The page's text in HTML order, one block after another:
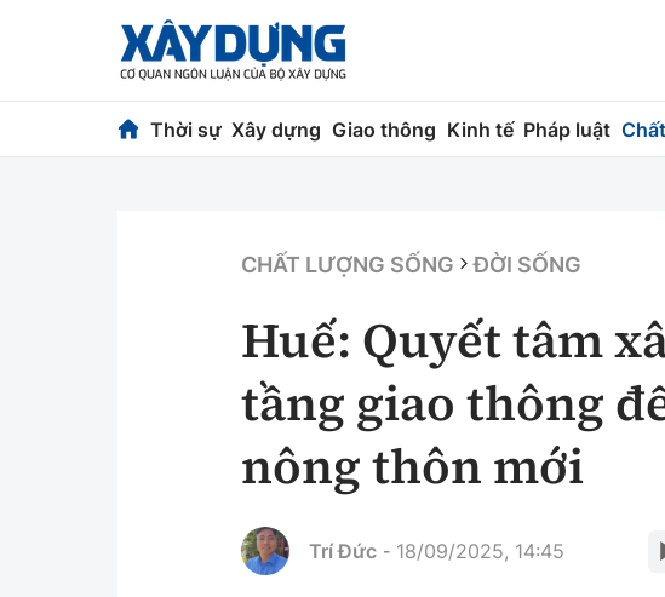
Thời sự Xây dựng Giao thông Kinh tế Pháp luật
Chuyện dọc đường
Chỉ đạo điều hành
Vật liệu xây dựng
Giám định chất lượng
Quản lý đô thị
An toàn giao thông
CHẤT LƯỢNG SỐNG ĐỜI SỐNG
Huế: Quyết tâm
tầng giao thông
nông thôn mới
Trí Đức - 18/09/2025, 14:45